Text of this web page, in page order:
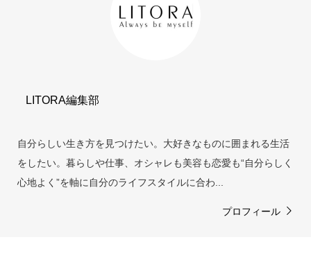
LITORA編集部
自分らしい生き方を見つけたい。大好きなものに囲まれる生活
をしたい。暮らしや仕事、オシャレも美容も恋愛も“自分らしく
心地よく”を軸に自分のライフスタイルに合わ...
プロフィール